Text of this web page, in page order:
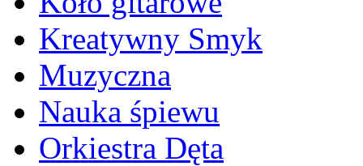
Kreatywny Smyk
Muzyczna
Nauka śpiewu
Orkiestra Dęta